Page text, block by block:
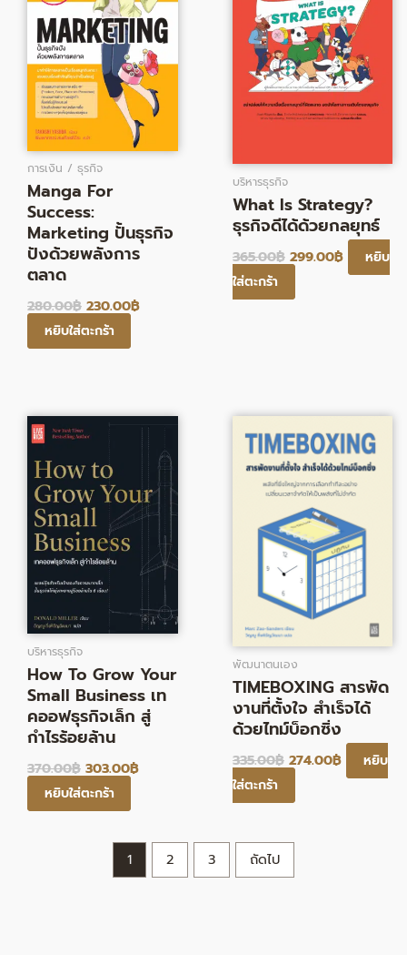
การเงิน / ธุรกิจ
Manga For
Success:
Marketing ปั้นธุรกิจ
ปังด้วยพลังการ
ตลาด
280.00฿ 230.00฿
หยิบใส่ตะกร้า
บริหารธุรกิจ
What Is Strategy?
ธุรกิจดีได้ด้วยกลยุทธ์
365.00฿ 299.00฿
หยิบ
ใส่ตะกร้า
บริหารธุรกิจ
How To Grow Your
Small Business เท
คออฟธุรกิจเล็ก สู่
กำไรร้อยล้าน
370.00฿
price
was:
303.00฿
price
is:
303.00฿.
หยิบใส่ตะกร้า
พัฒนาตนเอง
TIMEBOXING สารพัด
งานที่ตั้งใจ สำเร็จได้
ด้วยไทม์บ็อกซิ่ง
335.00฿
price
was:
335.00฿.
274.00฿
price
is:
274.00฿.
หยิบ
ใส่ตะกร้า
1 2 3 ถัดไป